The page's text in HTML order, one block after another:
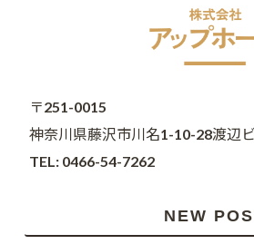
〒251-0015
神奈川県藤沢市川名1-10-28渡辺
TEL: 0466-54-7262
NEW